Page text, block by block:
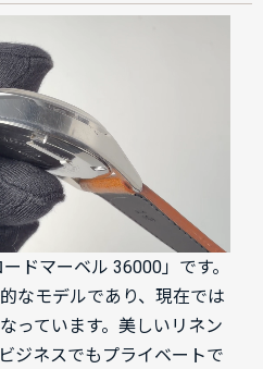
ドマーベル 36000」です。
なモデルであり、現在では
っています。美しいリネン
ジネスでもプライベートで